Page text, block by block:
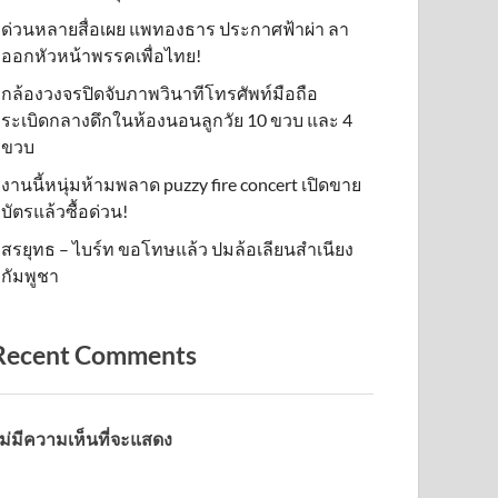
ด่วนหลายสื่อเผย แพทองธาร ประกาศฟ้าผ่า ลา
ออกหัวหน้าพรรคเพื่อไทย!
กล้องวงจรปิดจับภาพวินาทีโทรศัพท์มือถือ
ระเบิดกลางดึกในห้องนอนลูกวัย 10 ขวบ และ 4
ขวบ
งานนี้หนุ่มห้ามพลาด puzzy fire concert เปิดขาย
บัตรแล้วซื้อด่วน!
สรยุทธ – ไบร์ท ขอโทษแล้ว ปมล้อเลียนสำเนียง
กัมพูชา
Comments
มีความเห็นที่จะแสดง